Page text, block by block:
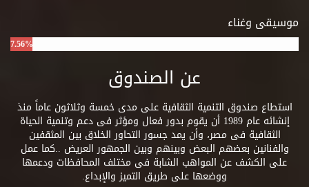
موسيقى وغناء
7.56%
عن الصندوق
استطاع صندوق التنمية الثقافية على مدى خمسة وثلاثون عاماً منذ
إنشائه عام 1989 أن يقوم بدور فعال ومؤثر فى دعم وتنمية الحياة
الثقافية فى مصر، وأن يمد جسور التحاور الخلاق بين المثقفين
والفنانين بعضهم البعض وبينهم وبين الجمهور العريض ..كما عمل
على الكشف عن المواهب الشابة فى مختلف المحافظات ودعمها
ووضعها على طريق التميز والإبداع.